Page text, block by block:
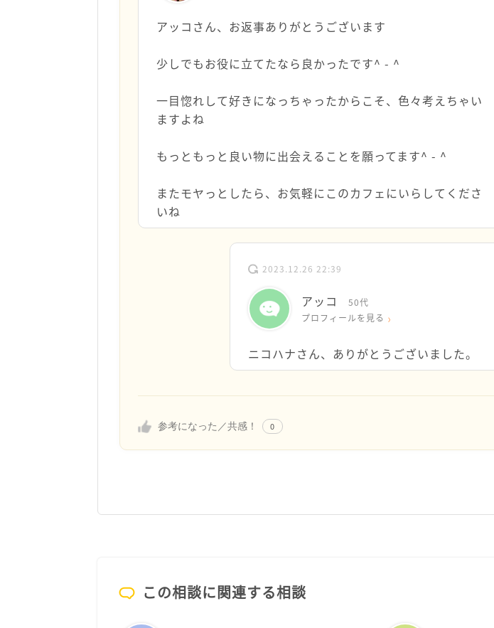
参考になった／共感！ 0
アッコさん、お返事ありがとうございます
少しでもお役に立てたなら良かったです^ - ^
一目惚れして好きになっちゃったからこそ、色々考えちゃい
ますよね
もっともっと良い物に出会えることを願ってます^ - ^
またモヤっとしたら、お気軽にこのカフェにいらしてくださ
いね
2023.12.26 22:39
アッコ
50代
プロフィールを見る
ニコハナさん、ありがとうございました。
この相談に関連する相談